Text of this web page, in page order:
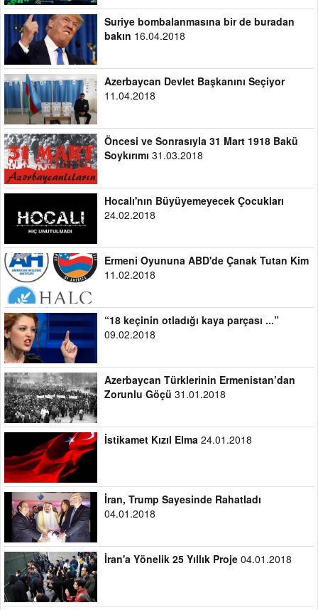
Suriye bombalanmasına bir de buradan
bakın 16.04.2018
Azerbaycan Devlet Başkanını Seçiyor
11.04.2018
Öncesi ve Sonrasıyla 31 Mart 1918 Bakü
Soykırımı 31.03.2018
Hocalı'nın Büyüyemeyecek Çocukları
24.02.2018
Ermeni Oyununa ABD'de Çanak Tutan Kim
11.02.2018
“18 keçinin otladığı kaya parçası ...”
09.02.2018
Azerbaycan Türklerinin Ermenistan’dan
Zorunlu Göçü 31.01.2018
İstikamet Kızıl Elma 24.01.2018
İran, Trump Sayesinde Rahatladı
04.01.2018
İran'a Yönelik 25 Yıllık Proje04.01.2018